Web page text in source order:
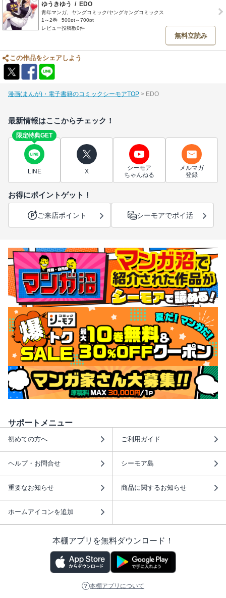
ゆうきゆう / EDO
青年マンガ、ヤングコミック/ヤングキングコミックス
1～2巻
500pt～700pt
レビュー投稿数0件
無料立読み
この作品をシェアしよう
漫画(まんが)・電子書籍のコミックシーモアTOP EDO
最新情報はここからチェック！
限定特典GET
LINE X
シーモア
ちゃんねる
メルマガ
登録
お得にポイントゲット！
ご来店ポイント シーモアでポイ活
サポートメニュー
初めての方へ ご利用ガイド
ヘルプ・お問合せ シーモア島
重要なお知らせ 商品に関するお知らせ
ホームアイコンを追加
本棚アプリを無料ダウンロード！
本棚アプリについて